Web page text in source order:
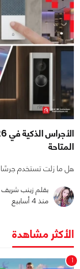
المتاحة
هل ما زلت تستخدم جرسًا
بقلم زينب شريف
منذ 4 أسابيع
الأكثر مشاهدة
1